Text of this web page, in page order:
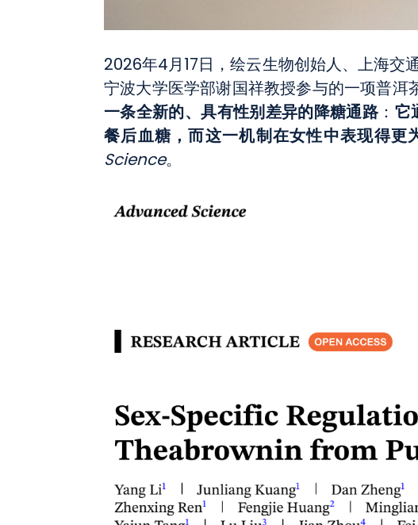
2026年4月17日，绘云生物创始人、上海交
宁波大学医学部谢国祥教授参与的一项普洱
一条全新的、具有性别差异的降糖通路： 它
餐后血糖，而这一机制在女性中表现得更
Science。